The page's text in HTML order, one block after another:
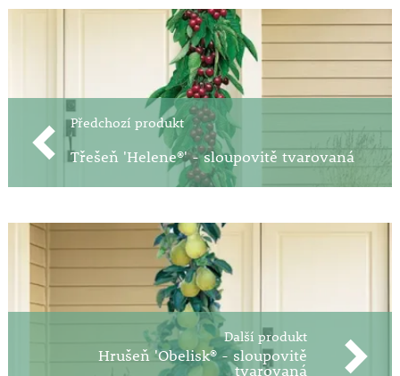
Předchozí produkt
Třešeň 'Helene®' - sloupovitě tvarovaná
Další produkt
Hrušeň 'Obelisk® - sloupovitě
tvarovaná